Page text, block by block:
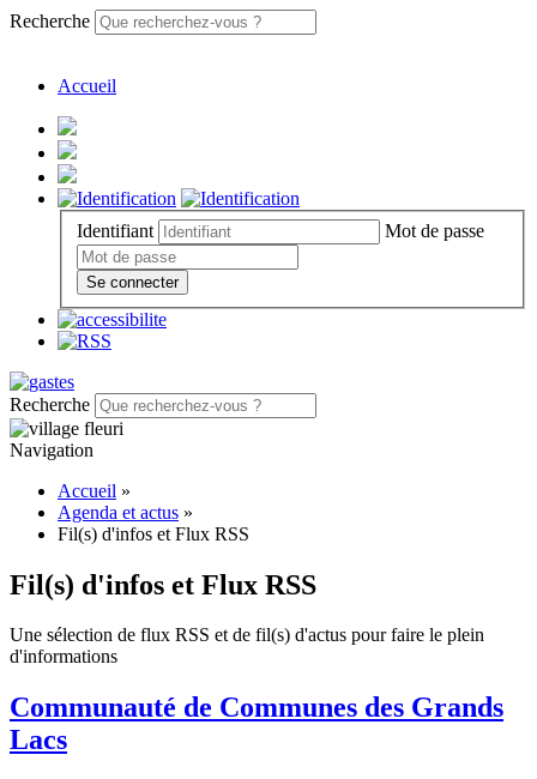
Recherche
Accueil
Identifiant Mot de passe
Se connecter
Recherche
Navigation
Accueil »
Agenda et actus »
Fil(s) d'infos et Flux RSS
Fil(s) d'infos et Flux RSS
Une sélection de flux RSS et de fil(s) d'actus pour faire le plein
d'informations
Communauté de Communes des Grands
Lacs